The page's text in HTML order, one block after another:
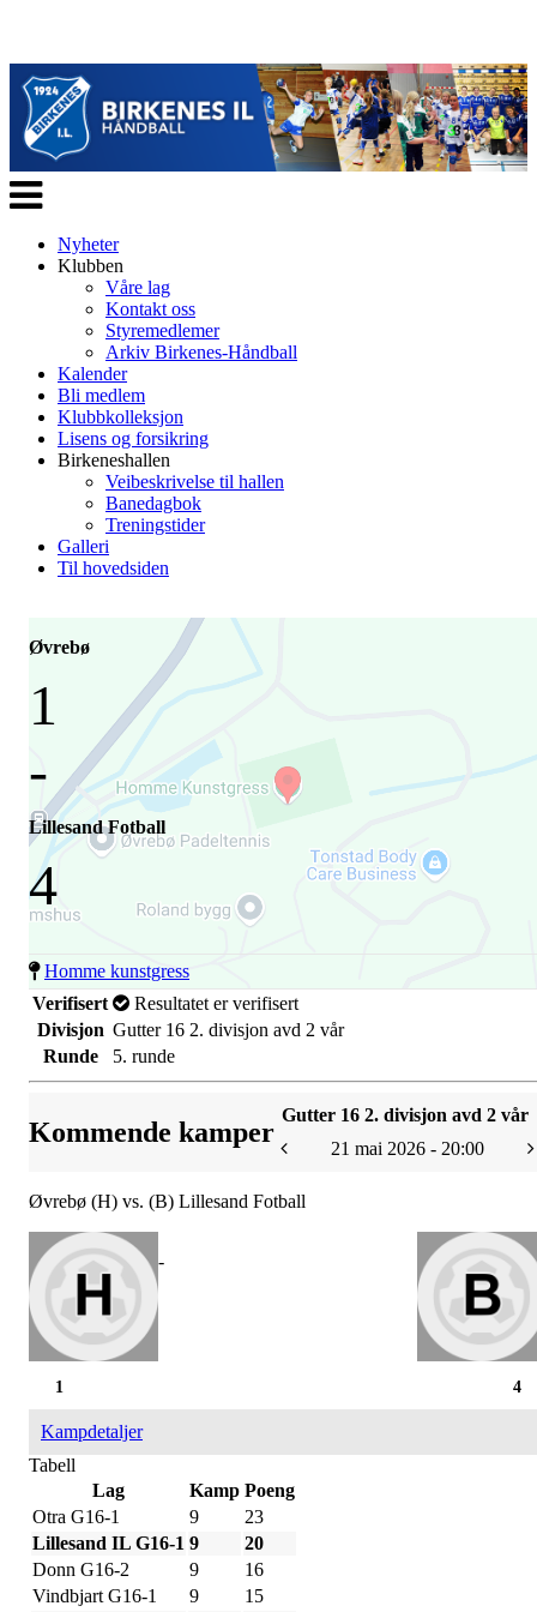
Veksle
navigasjon
Nyheter
Klubben
Våre lag
Kontakt oss
Styremedlemer
Arkiv Birkenes-Håndball
Kalender
Bli medlem
Klubbkolleksjon
Lisens og forsikring
Birkeneshallen
Veibeskrivelse til hallen
Banedagbok
Treningstider
Galleri
Til hovedsiden
Øvrebø
1
-
Lillesand Fotball
4
Homme kunstgress
Verifisert
Resultatet er verifisert
Divisjon Gutter 16 2. divisjon avd 2 vår
Runde
5. runde
Kommende kamper
Gutter 16 2. divisjon avd 2 vår
21 mai 2026 - 20:00
Øvrebø (H) vs. (B) Lillesand Fotball
-
4
1
Kampdetaljer
Tabell
Lag
Kamp Poeng
Otra G16-1
9
23
Lillesand IL G16-1 9
20
Donn G16-2
9
16
Vindbjart G16-1
9 15